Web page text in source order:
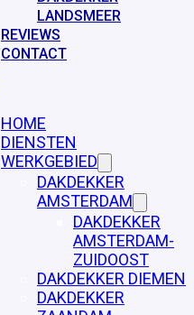
LANDSMEER
REVIEWS
CONTACT
HOME
DIENSTEN
WERKGEBIED
DAKDEKKER
AMSTERDAM
DAKDEKKER
AMSTERDAM-
ZUIDOOST
DAKDEKKER DIEMEN
DAKDEKKER